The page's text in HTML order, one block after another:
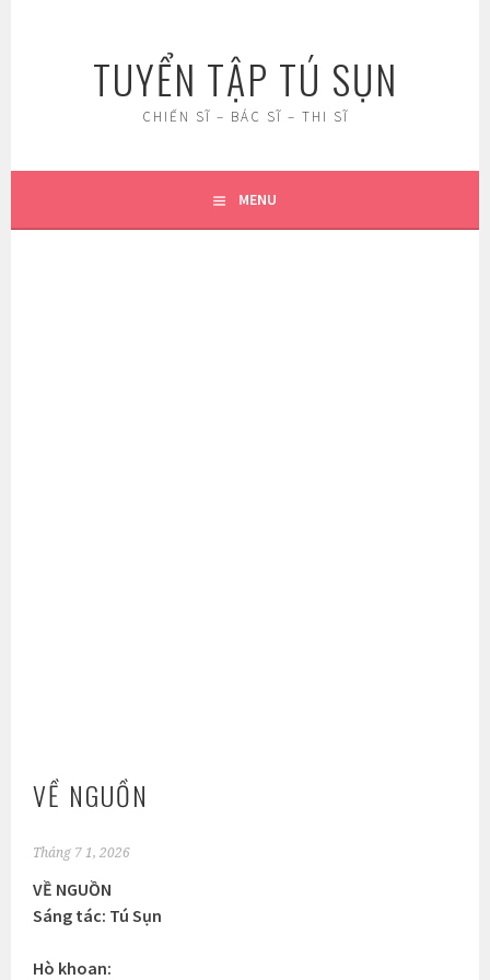
TUYỂN TẬP TÚ SỤN
CHIẾN SĨ – BÁC SĨ – THI SĨ
MENU
VỀ NGUỒN
Tháng 7 1, 2026
VỀ NGUỒN
Sáng tác: Tú Sụn
Hò khoan: